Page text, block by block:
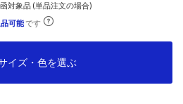
対象品 (単品注文の場合)
可能です
イズ・色を選ぶ